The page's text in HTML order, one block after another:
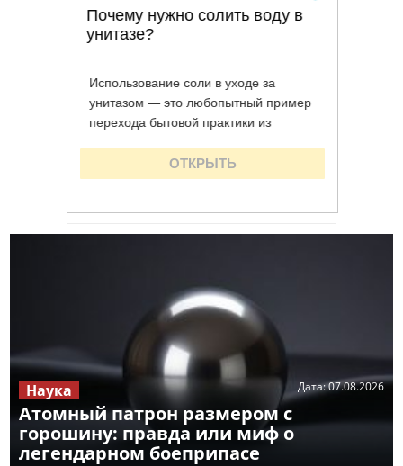
Атомный патрон размером с
горошину: правда или миф о
легендарном боеприпасе
Дата:07.08.2026
Наука